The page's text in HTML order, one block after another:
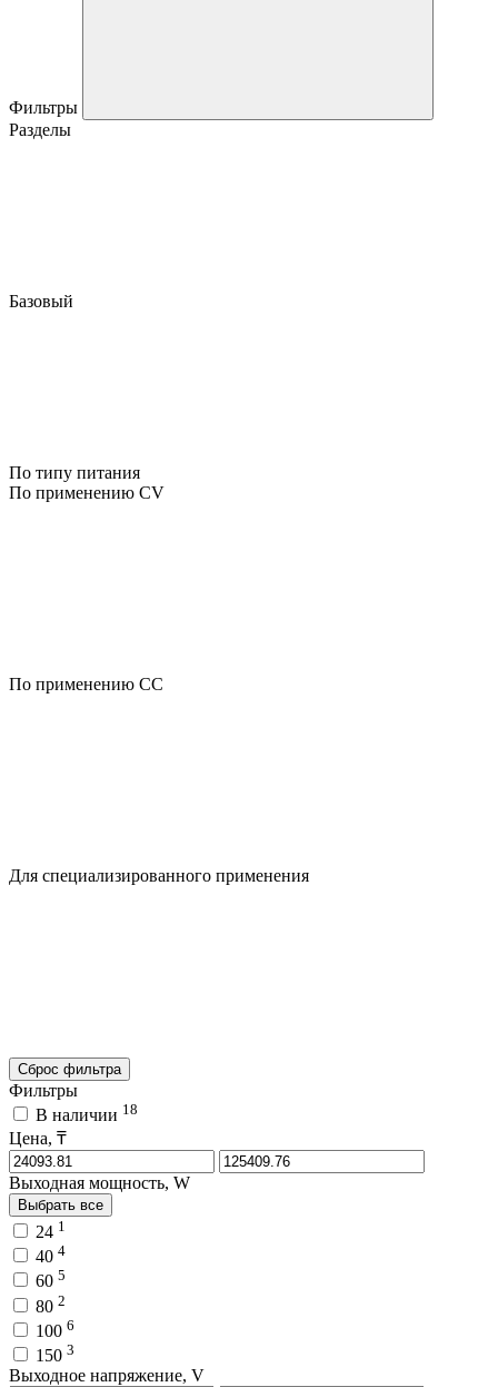
Фильтры
Разделы
Базовый
По типу питания
По применению CV
По применению CC
Для специализированного применения
Сброс фильтра
Фильтры
В наличии 18
Цена, ₸
Выходная мощность, W
Выбрать все
24 1
40 4
60 5
80 2
100 6
150 3
Выходное напряжение, V